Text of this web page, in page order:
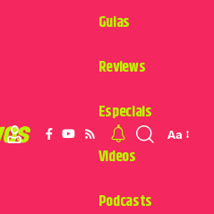
Guias
Reviews
Especiais
Videos
Podcasts
Aa